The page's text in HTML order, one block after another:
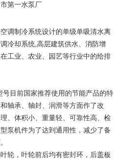
第一水泵厂
调制冷系统设计的单级单吸清水离
冷却系统,高层建筑供水、消防增
工业、农业、园艺等行业中的给排
目前国家推荐使用的节能产品的特
轴承、轴封、润滑等方面作了改
、体积小、重量轻、可靠性高、检
泵机件为了达到通用性，减少了备
轮，叶轮前后均有密封环，后盖板